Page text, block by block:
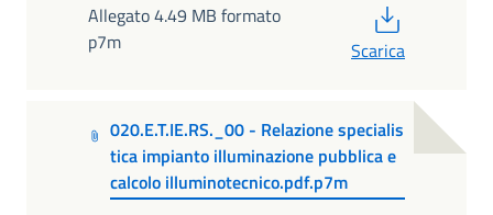
Allegato 4.49 MB formato
p7m
Scarica
020.E.T.IE.RS._00 - Relazione specialis
tica impianto illuminazione pubblica e
calcolo illuminotecnico.pdf.p7m